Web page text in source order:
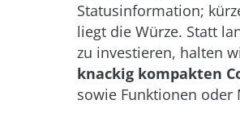
Statusinformation;
liegt die Würze. Statt
zu investieren, halten
knackig kompakten
sowie Funktionen oder